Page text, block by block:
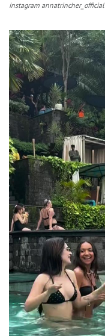
instagram annatrincher_official